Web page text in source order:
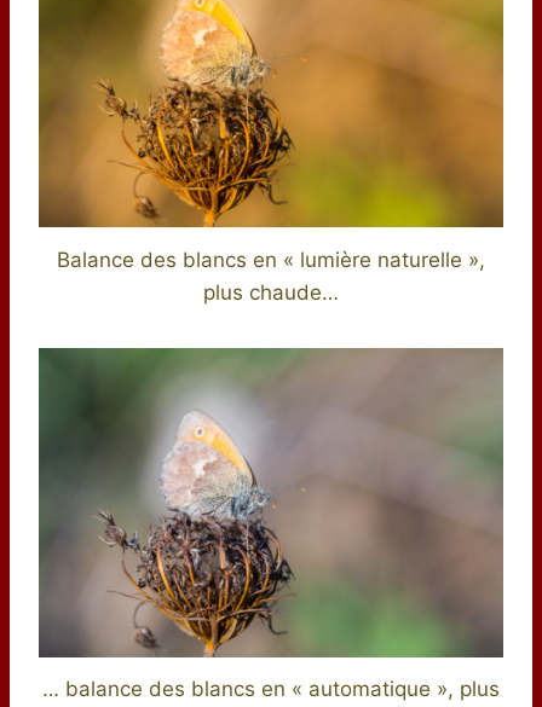
Balance des blancs en « lumière naturelle »,
plus chaude…
… balance des blancs en « automatique », plus